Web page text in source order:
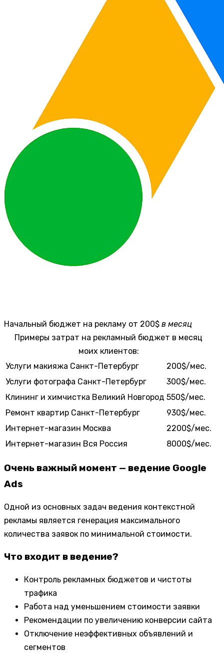
Начальный бюджет на рекламу от 200$ в месяц
Примеры затрат на рекламный бюджет в месяц
моих клиентов:
Услуги макияжа Санкт-Петербург
200$/мес.
Услуги фотографа Санкт-Петербург
300$/мес.
Клининг и химчистка Великий Новгород 550$/мес.
Ремонт квартир Санкт-Петербург
930$/мес.
Интернет-магазин Москва
2200$/мес.
Интернет-магазин Вся Россия 8000$/мес.
Очень важный момент — ведение Google
Ads
Одной из основных задач ведения контекстной
рекламы является генерация максимального
количества заявок по минимальной стоимости.
Что входит в ведение?
Контроль рекламных бюджетов и чистоты
трафика
Работа над уменьшением стоимости заявки
Рекомендации по увеличению конверсии сайта
Отключение неэффективных объявлений и
сегментов